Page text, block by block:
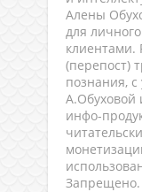
Алены
для
клиентами.
(перепост)
познания,
А.Обуховой
инфо-
Запрещено.